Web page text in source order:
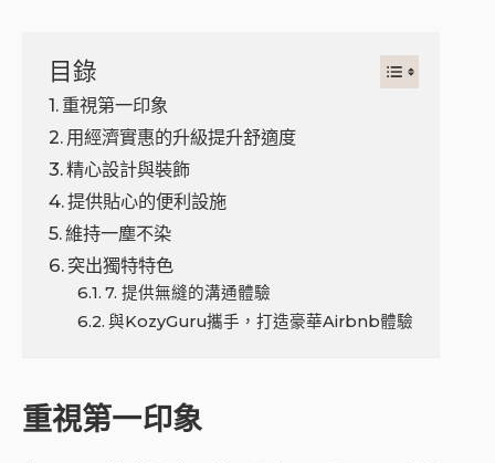
目錄
重視第一印象
用經濟實惠的升級提升舒適度
精心設計與裝飾
提供貼心的便利設施
維持一塵不染
突出獨特特色
7. 提供無縫的溝通體驗
與KozyGuru攜手，打造豪華Airbnb體驗
重視第一印象